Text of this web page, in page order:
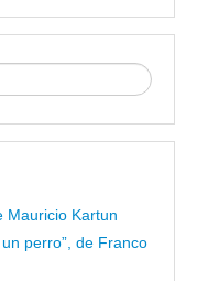
Mauricio Kartun
perro”, de Franco